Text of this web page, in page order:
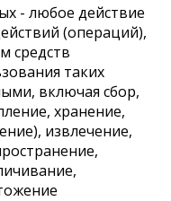
- любое действие
(операций),
средств
таких
включая сбор,
хранение,
извлечение,